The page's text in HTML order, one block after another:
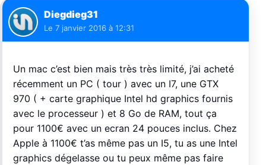
Diegdieg31
Le 7 janvier 2016 à 12:31
Un mac c’est bien mais très très limité, j’ai acheté
récemment un PC ( tour ) avec un I7, une GTX
970 ( + carte graphique Intel hd graphics fournis
avec le processeur ) et 8 Go de RAM, tout ça
pour 1100€ avec un ecran 24 pouces inclus. Chez
Apple à 1100€ t’as même pas un I5, tu as une Intel
graphics dégelasse ou tu peux même pas faire